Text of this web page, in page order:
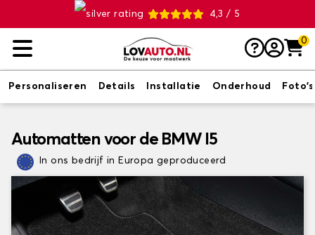
4,3 / 5
0
Personaliseren Details Installatie Onderhoud Foto's
Automatten voor de BMW I5
In ons bedrijf in Europa geproduceerd